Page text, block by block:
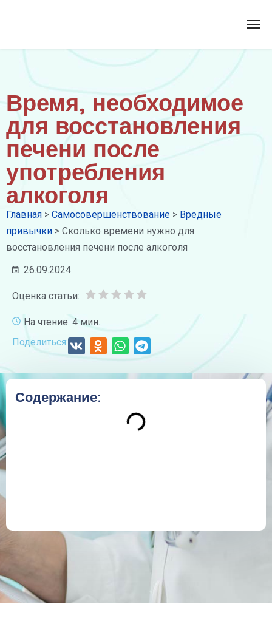
Время, необходимое
для восстановления
печени после
употребления
алкоголя
Главная > Самосовершенствование > Вредные
привычки > Сколько времени нужно для
восстановления печени после алкоголя
26.09.2024
Оценка статьи:
На чтение: 4 мин.
Поделиться:
Содержание: